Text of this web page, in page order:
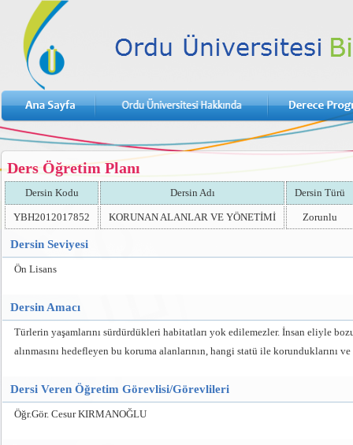
Ders Öğretim Planı
Dersin Kodu Dersin Adı Dersin Türü
YBH2012017852 KORUNAN ALANLAR VE YÖNETİMİ Zorunlu
Dersin Seviyesi
Ön Lisans
Dersin Amacı
Türlerin yaşamlarını sürdürdükleri habitatları yok edilemezler. İnsan eliyle
alınmasını hedefleyen bu koruma alanlarının, hangi statü ile korunduklarını
Dersi Veren Öğretim Görevlisi/Görevlileri
Öğr.Gör. Cesur KIRMANOĞLU